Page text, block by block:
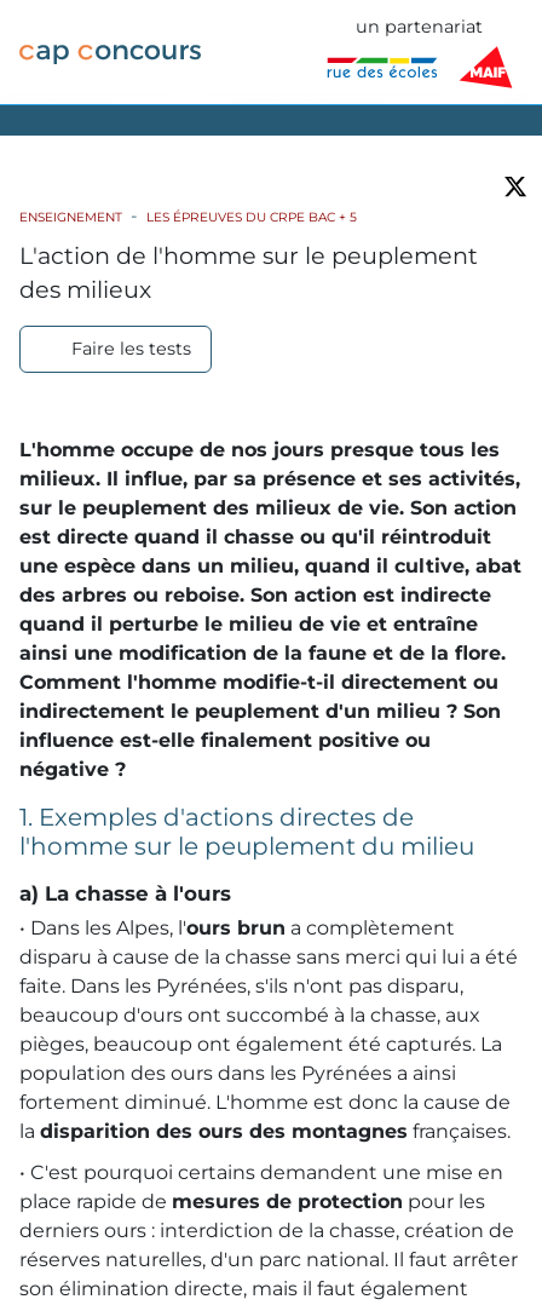
un partenariat
ENSEIGNEMENT LES ÉPREUVES DU CRPE BAC + 5
L'action de l'homme sur le peuplement
des milieux
Faire les tests
L'homme occupe de nos jours presque tous les
milieux. Il influe, par sa présence et ses activités,
sur le peuplement des milieux de vie. Son action
est directe quand il chasse ou qu'il réintroduit
une espèce dans un milieu, quand il cultive, abat
des arbres ou reboise. Son action est indirecte
quand il perturbe le milieu de vie et entraîne
ainsi une modification de la faune et de la flore.
Comment l'homme modifie-t-il directement ou
indirectement le peuplement d'un milieu ? Son
influence est-elle finalement positive ou
négative ?
1. Exemples d'actions directes de
l'homme sur le peuplement du milieu
a) La chasse à l'ours
• Dans les Alpes, l'ours brun a complètement
disparu à cause de la chasse sans merci qui lui a été
faite. Dans les Pyrénées, s'ils n'ont pas disparu,
beaucoup d'ours ont succombé à la chasse, aux
pièges, beaucoup ont également été capturés. La
population des ours dans les Pyrénées a ainsi
fortement diminué. L'homme est donc la cause de
la disparition des ours des montagnes françaises.
• C'est pourquoi certains demandent une mise en
place rapide de mesures de protection pour les
derniers ours : interdiction de la chasse, création de
réserves naturelles, d'un parc national. Il faut arrêter
son élimination directe, mais il faut également